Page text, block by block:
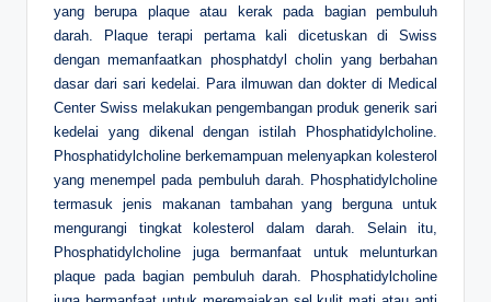
yang berupa plaque atau kerak pada bagian pembuluh
darah. Plaque terapi pertama kali dicetuskan di Swiss
dengan memanfaatkan phosphatdyl cholin yang berbahan
dasar dari sari kedelai. Para ilmuwan dan dokter di Medical
Center Swiss melakukan pengembangan produk generik sari
kedelai yang dikenal dengan istilah Phosphatidylcholine.
Phosphatidylcholine berkemampuan melenyapkan kolesterol
yang menempel pada pembuluh darah. Phosphatidylcholine
termasuk jenis makanan tambahan yang berguna untuk
mengurangi tingkat kolesterol dalam darah. Selain itu,
Phosphatidylcholine juga bermanfaat untuk melunturkan
plaque pada bagian pembuluh darah. Phosphatidylcholine